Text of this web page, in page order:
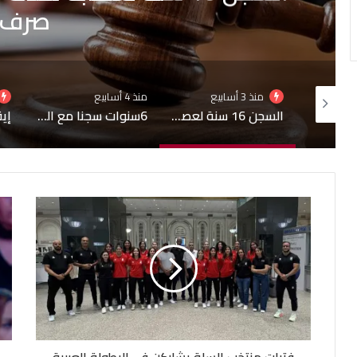
السجن 16 سنة لعصابة نفذت سطوا مسلحا على مكتب صرف
منذ 4 أسابيع
6سنوات سجنا مع النفاذ العاجل لمسؤول سابق بإحدى الوزارات
منذ 4 أسابيع
إيقاف فرجي تشامبرز في إسبانيا